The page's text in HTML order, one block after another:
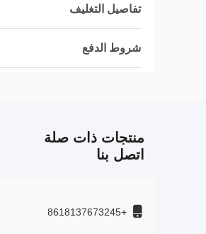
تفاصيل التغليف
شروط الدفع
منتجات ذات صلة
اتصل بنا
+8618137673245